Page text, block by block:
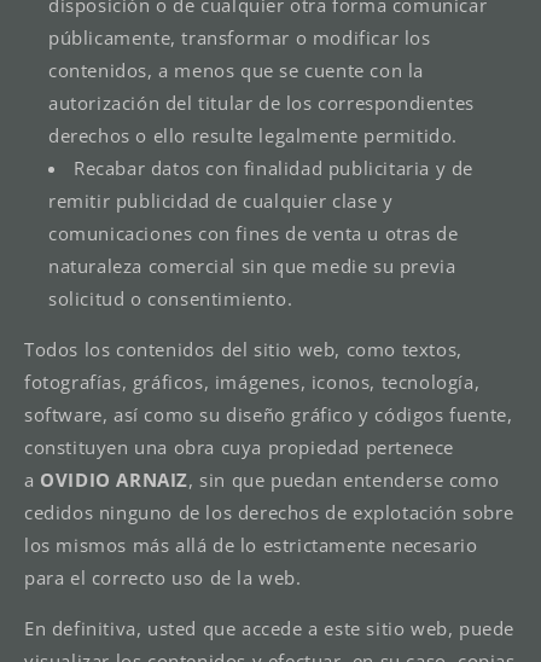
disposición o de cualquier otra forma comunicar
públicamente, transformar o modificar los
contenidos, a menos que se cuente con la
autorización del titular de los correspondientes
derechos o ello resulte legalmente permitido.
Recabar datos con finalidad publicitaria y de
remitir publicidad de cualquier clase y
comunicaciones con fines de venta u otras de
naturaleza comercial sin que medie su previa
solicitud o consentimiento.
Todos los contenidos del sitio web, como textos,
fotografías, gráficos, imágenes, iconos, tecnología,
software, así como su diseño gráfico y códigos fuente,
constituyen una obra cuya propiedad pertenece
a OVIDIO ARNAIZ, sin que puedan entenderse como
cedidos ninguno de los derechos de explotación sobre
los mismos más allá de lo estrictamente necesario
para el correcto uso de la web.
En definitiva, usted que accede a este sitio web, puede